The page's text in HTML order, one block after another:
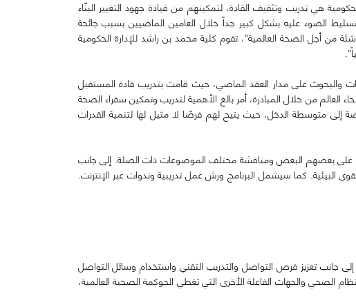
هي تدريب وتثقيف القادة، لتمكينهم من قيادة جهود التغيير البنّاء
الضوء عليه بشكل كبير جداً خلال العامين الماضيين بسبب جائحة
من أجل الصحة العالمية"، تقوم كلية محمد بن راشد للإدارة الحكومية
والبحوث على مدار العقد الماضي، حيث قامت بتدريب قادة المستقبل
من خلال المبادرة، أمر بالغ الأهمية لتدريب وتمكين سفراء الصحة
من 35 جنسية مختلفة - غالبيتهم من البلدان منخفضة إلى متوسطة الدخل، حيث يتيح لهم فرصًا لا مثيل لها لتنمية القدرات
اجتماعات تعريفية للمشاركين للتعرف على بعضهم البعض ومناقشة مختلف الموضوعات ذات الصلة. إلى جانب
البيئية. كما سيشمل البرنامج ورش عمل تدريبية وندوات عبر الإنترنت.
جانب تعزيز فرص التواصل والتدريب التقني واستخدام وسائل التواصل
الصحي والجهات الفاعلة الأخرى التي تغطي الحوكمة الصحية العالمية،